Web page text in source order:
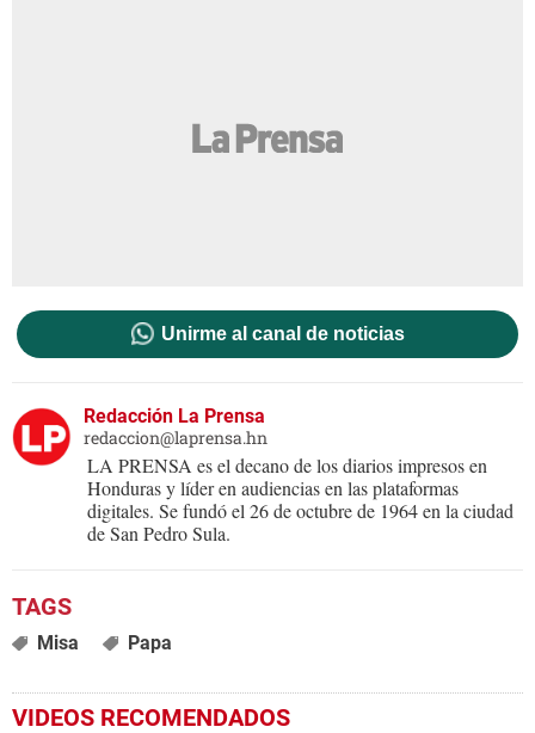
Unirme al canal de noticias
Redacción La Prensa
redaccion@laprensa.hn
LA PRENSA es el decano de los diarios impresos en
Honduras y líder en audiencias en las plataformas
digitales. Se fundó el 26 de octubre de 1964 en la ciudad
de San Pedro Sula.
Misa Papa
VIDEOS RECOMENDADOS